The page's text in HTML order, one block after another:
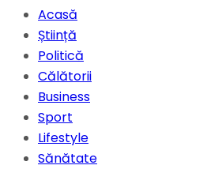
Acasă
Știință
Politică
Călătorii
Business
Sport
Lifestyle
Sănătate